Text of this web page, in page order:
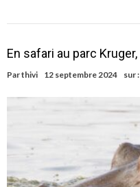
En safari au parc
Parthivi 12 septembre 2024 sur :